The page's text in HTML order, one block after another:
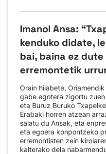
Imanol Ansa:
kenduko didate,
bai, baina ez
erremontetik
Orain hilabete,
gabe egotera zigortu
eta Buruz Buruko
Erabaki horren atzean
salatu du Ansak, eta
eta egoera konpontzeko
erremontisten zein
kalterako dela